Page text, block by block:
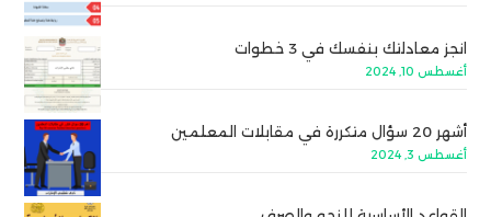
انجز معادلتك بنفسك في 3 خطوات
أغسطس 10, 2024
أشهر 20 سؤال متكررة في مقابلات المعلمين
أغسطس 3, 2024